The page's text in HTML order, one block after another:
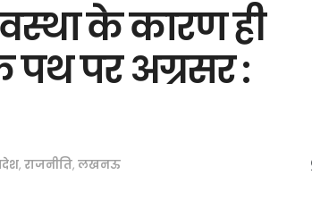
के कारण ही
पथ पर अग्रसर :
, राजनीति, लखनऊ